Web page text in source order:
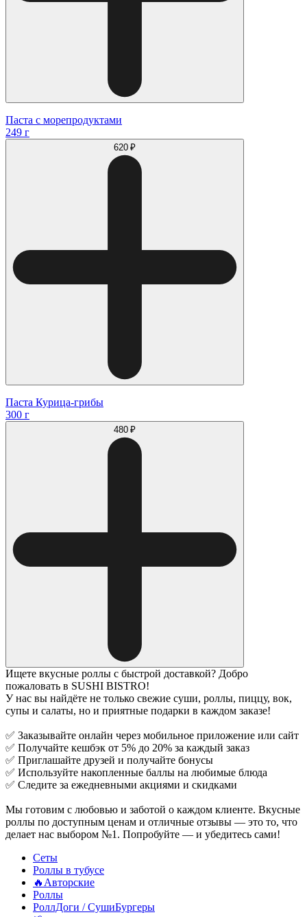
Паста с морепродуктами
249 г
620 ₽
Паста Курица-грибы
300 г
480 ₽
Ищете вкусные роллы с быстрой доставкой? Добро
пожаловать в SUSHI BISTRO!
У нас вы найдёте не только свежие суши, роллы, пиццу, вок,
супы и салаты, но и приятные подарки в каждом заказе!
✅ Заказывайте онлайн через мобильное приложение или сайт
✅ Получайте кешбэк от 5% до 20% за каждый заказ
✅ Приглашайте друзей и получайте бонусы
✅ Используйте накопленные баллы на любимые блюда
✅ Следите за ежедневными акциями и скидками
Мы готовим с любовью и заботой о каждом клиенте. Вкусные
роллы по доступным ценам и отличные отзывы — это то, что
делает нас выбором №1. Попробуйте — и убедитесь сами!
Сеты
Роллы в тубусе
🔥Авторские
Роллы
РоллДоги / СушиБургеры